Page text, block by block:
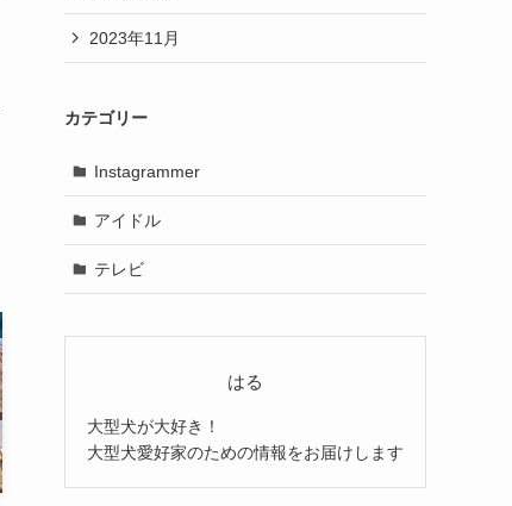
2023年11月
カテゴリー
Instagrammer
アイドル
テレビ
はる
大型犬が大好き！
大型犬愛好家のための情報をお届けします